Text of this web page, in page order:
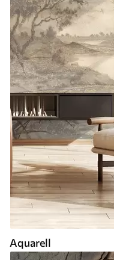
Aquarell